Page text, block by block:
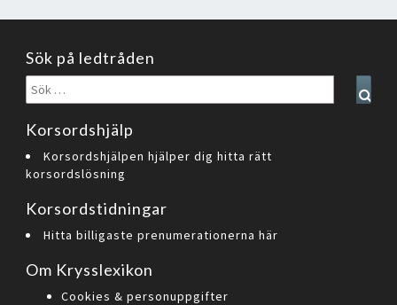
Sök på ledtråden
Sök
efter:
Korsordshjälp
Korsordshjälpen hjälper dig hitta rätt
korsordslösning
Korsordstidningar
Hitta billigaste prenumerationerna här
Om Krysslexikon
Cookies & personuppgifter